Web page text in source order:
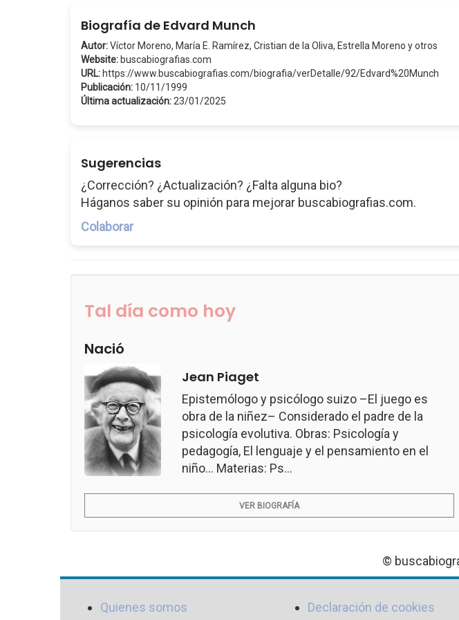
Biografía de Edvard Munch
Autor:Víctor Moreno, María E. Ramírez, Cristian de la Oliva, Estrella Moreno y otros
Website: buscabiografias.com
URL: https://www.buscabiografias.com/biografia/verDetalle/92/Edvard%20Munch
Publicación: 10/11/1999
Última actualización: 23/01/2025
Sugerencias
¿Corrección? ¿Actualización? ¿Falta alguna bio?
Háganos saber su opinión para mejorar buscabiografias.com.
Colaborar
Tal día como hoy
Nació
Jean Piaget
Epistemólogo y psicólogo suizo –El juego es
obra de la niñez– Considerado el padre de la
psicología evolutiva. Obras: Psicología y
pedagogía, El lenguaje y el pensamiento en el
niño... Materias: Ps...
VER BIOGRAFÍA
©
Quienes somos Declaración de cookies